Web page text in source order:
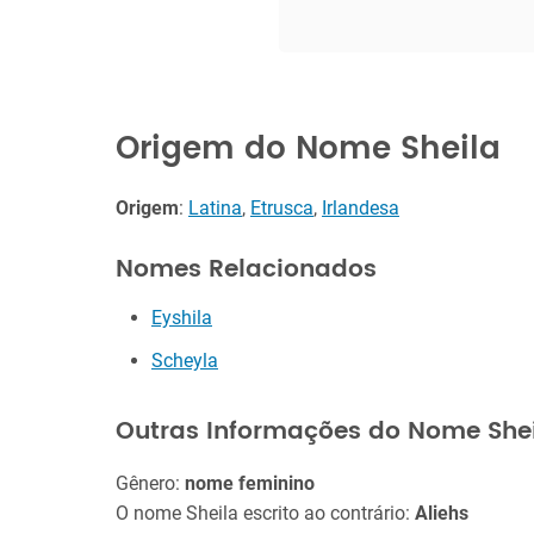
Origem do Nome Sheila
Origem: Latina, Etrusca, Irlandesa
Nomes Relacionados
Eyshila
Scheyla
Outras Informações do Nome
Gênero: nome feminino
O nome Sheila escrito ao contrário: Aliehs